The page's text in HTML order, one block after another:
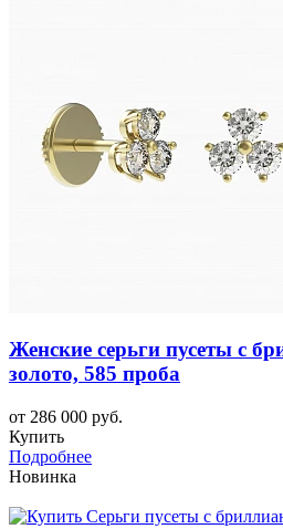
Женские серьги пусеты с
золото, 585 проба
от 286 000 руб.
Купить
Подробнее
Новинка